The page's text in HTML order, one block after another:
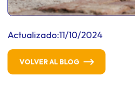
Actualizado:11/10/2024
VOLVER AL BLOG